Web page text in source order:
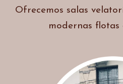
Ofrecemos salas
modernas flotas